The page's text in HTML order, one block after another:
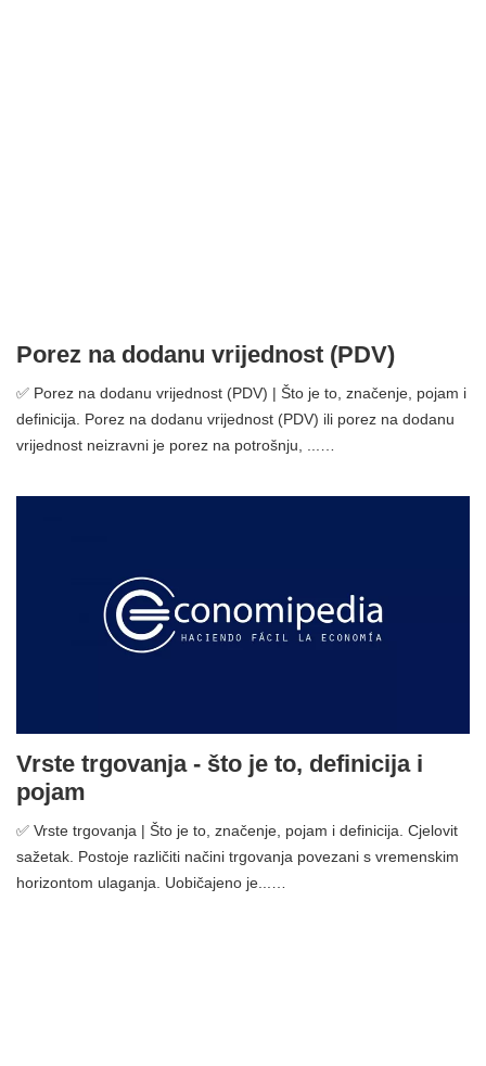
Porez na dodanu vrijednost (PDV)
✅ Porez na dodanu vrijednost (PDV) | Što je to, značenje, pojam i
definicija. Porez na dodanu vrijednost (PDV) ili porez na dodanu
vrijednost neizravni je porez na potrošnju, ...…
Vrste trgovanja - što je to, definicija i
pojam
✅ Vrste trgovanja | Što je to, značenje, pojam i definicija. Cjelovit
sažetak. Postoje različiti načini trgovanja povezani s vremenskim
horizontom ulaganja. Uobičajeno je...…